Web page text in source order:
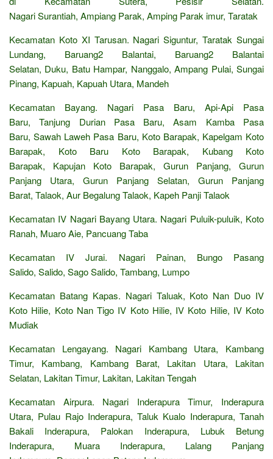
Nagari Surantiah, Ampiang Parak, Amping Parak imur, Taratak
Kecamatan Koto XI Tarusan. Nagari Siguntur, Taratak Sungai
Lundang, Baruang2 Balantai, Baruang2 Balantai
Selatan, Duku, Batu Hampar, Nanggalo, Ampang Pulai, Sungai
Pinang, Kapuah, Kapuah Utara, Mandeh
Kecamatan Bayang. Nagari Pasa Baru, Api-Api Pasa
Baru, Tanjung Durian Pasa Baru, Asam Kamba Pasa
Baru, Sawah Laweh Pasa Baru, Koto Barapak, Kapelgam Koto
Barapak, Koto Baru Koto Barapak, Kubang Koto
Barapak, Kapujan Koto Barapak, Gurun Panjang, Gurun
Panjang Utara, Gurun Panjang Selatan, Gurun Panjang
Barat, Talaok, Aur Begalung Talaok, Kapeh Panji Talaok
Kecamatan IV Nagari Bayang Utara. Nagari Puluik-puluik, Koto
Ranah, Muaro Aie, Pancuang Taba
Kecamatan IV Jurai. Nagari Painan, Bungo Pasang
Salido, Salido, Sago Salido, Tambang, Lumpo
Kecamatan Batang Kapas. Nagari Taluak, Koto Nan Duo IV
Koto Hilie, Koto Nan Tigo IV Koto Hilie, IV Koto Hilie, IV Koto
Mudiak
Kecamatan Lengayang. Nagari Kambang Utara, Kambang
Timur, Kambang, Kambang Barat, Lakitan Utara, Lakitan
Selatan, Lakitan Timur, Lakitan, Lakitan Tengah
Kecamatan Airpura. Nagari Inderapura Timur, Inderapura
Utara, Pulau Rajo Inderapura, Taluk Kualo Inderapura, Tanah
Bakali Inderapura, Palokan Inderapura, Lubuk Betung
Inderapura, Muara Inderapura, Lalang Panjang